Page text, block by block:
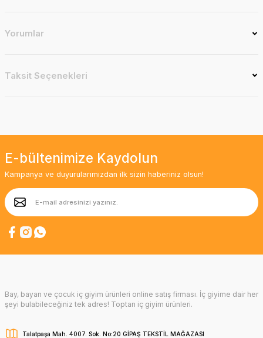
Yorumlar
Taksit Seçenekleri
E-bültenimize Kaydolun
Kampanya ve duyurularımızdan ilk sizin haberiniz olsun!
Bay, bayan ve çocuk iç giyim ürünleri online satış firması. İç giyime dair her
şeyi bulabileceğiniz tek adres! Toptan iç giyim ürünleri.
Talatpaşa Mah. 4007. Sok. No:20 GİPAŞ TEKSTİL MAĞAZASI